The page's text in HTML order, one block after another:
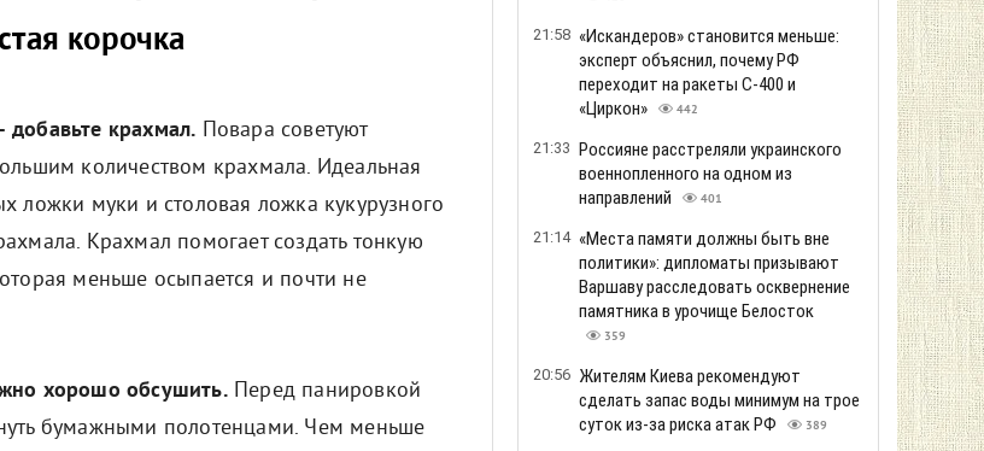
корочка
крахмал. Повара советуют
количеством крахмала. Идеальная
ложки муки и столовая ложка кукурузного
Крахмал помогает создать тонкую
меньше осыпается и почти не
хорошо обсушить. Перед панировкой
бумажными полотенцами. Чем меньше
21:58 «Искандеров» становится меньше:
эксперт объяснил, почему РФ
переходит на ракеты С-400 и
«Циркон»
442
21:33 Россияне расстреляли украинского
военнопленного на одном из
направлений
401
21:14 «Места памяти должны быть вне
политики»: дипломаты призывают
Варшаву расследовать осквернение
памятника в урочище Белосток
359
20:56 Жителям Киева рекомендуют
сделать запас воды минимум на трое
суток из-за риска атак РФ
389